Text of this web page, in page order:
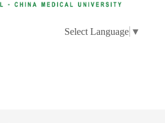
Select Language ▼